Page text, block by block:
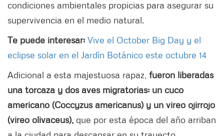
condiciones ambientales propicias para asegurar su
supervivencia en el medio natural.
Te puede interesar: Vive el October Big Day y el
eclipse solar en el Jardín Botánico este octubre 14
Adicional a esta majestuosa rapaz, fueron liberadas
una torcaza y dos aves migratorias: un cuco
americano (Coccyzus americanus) y un vireo ojirrojo
(vireo olivaceus), que por esta época del año arriban